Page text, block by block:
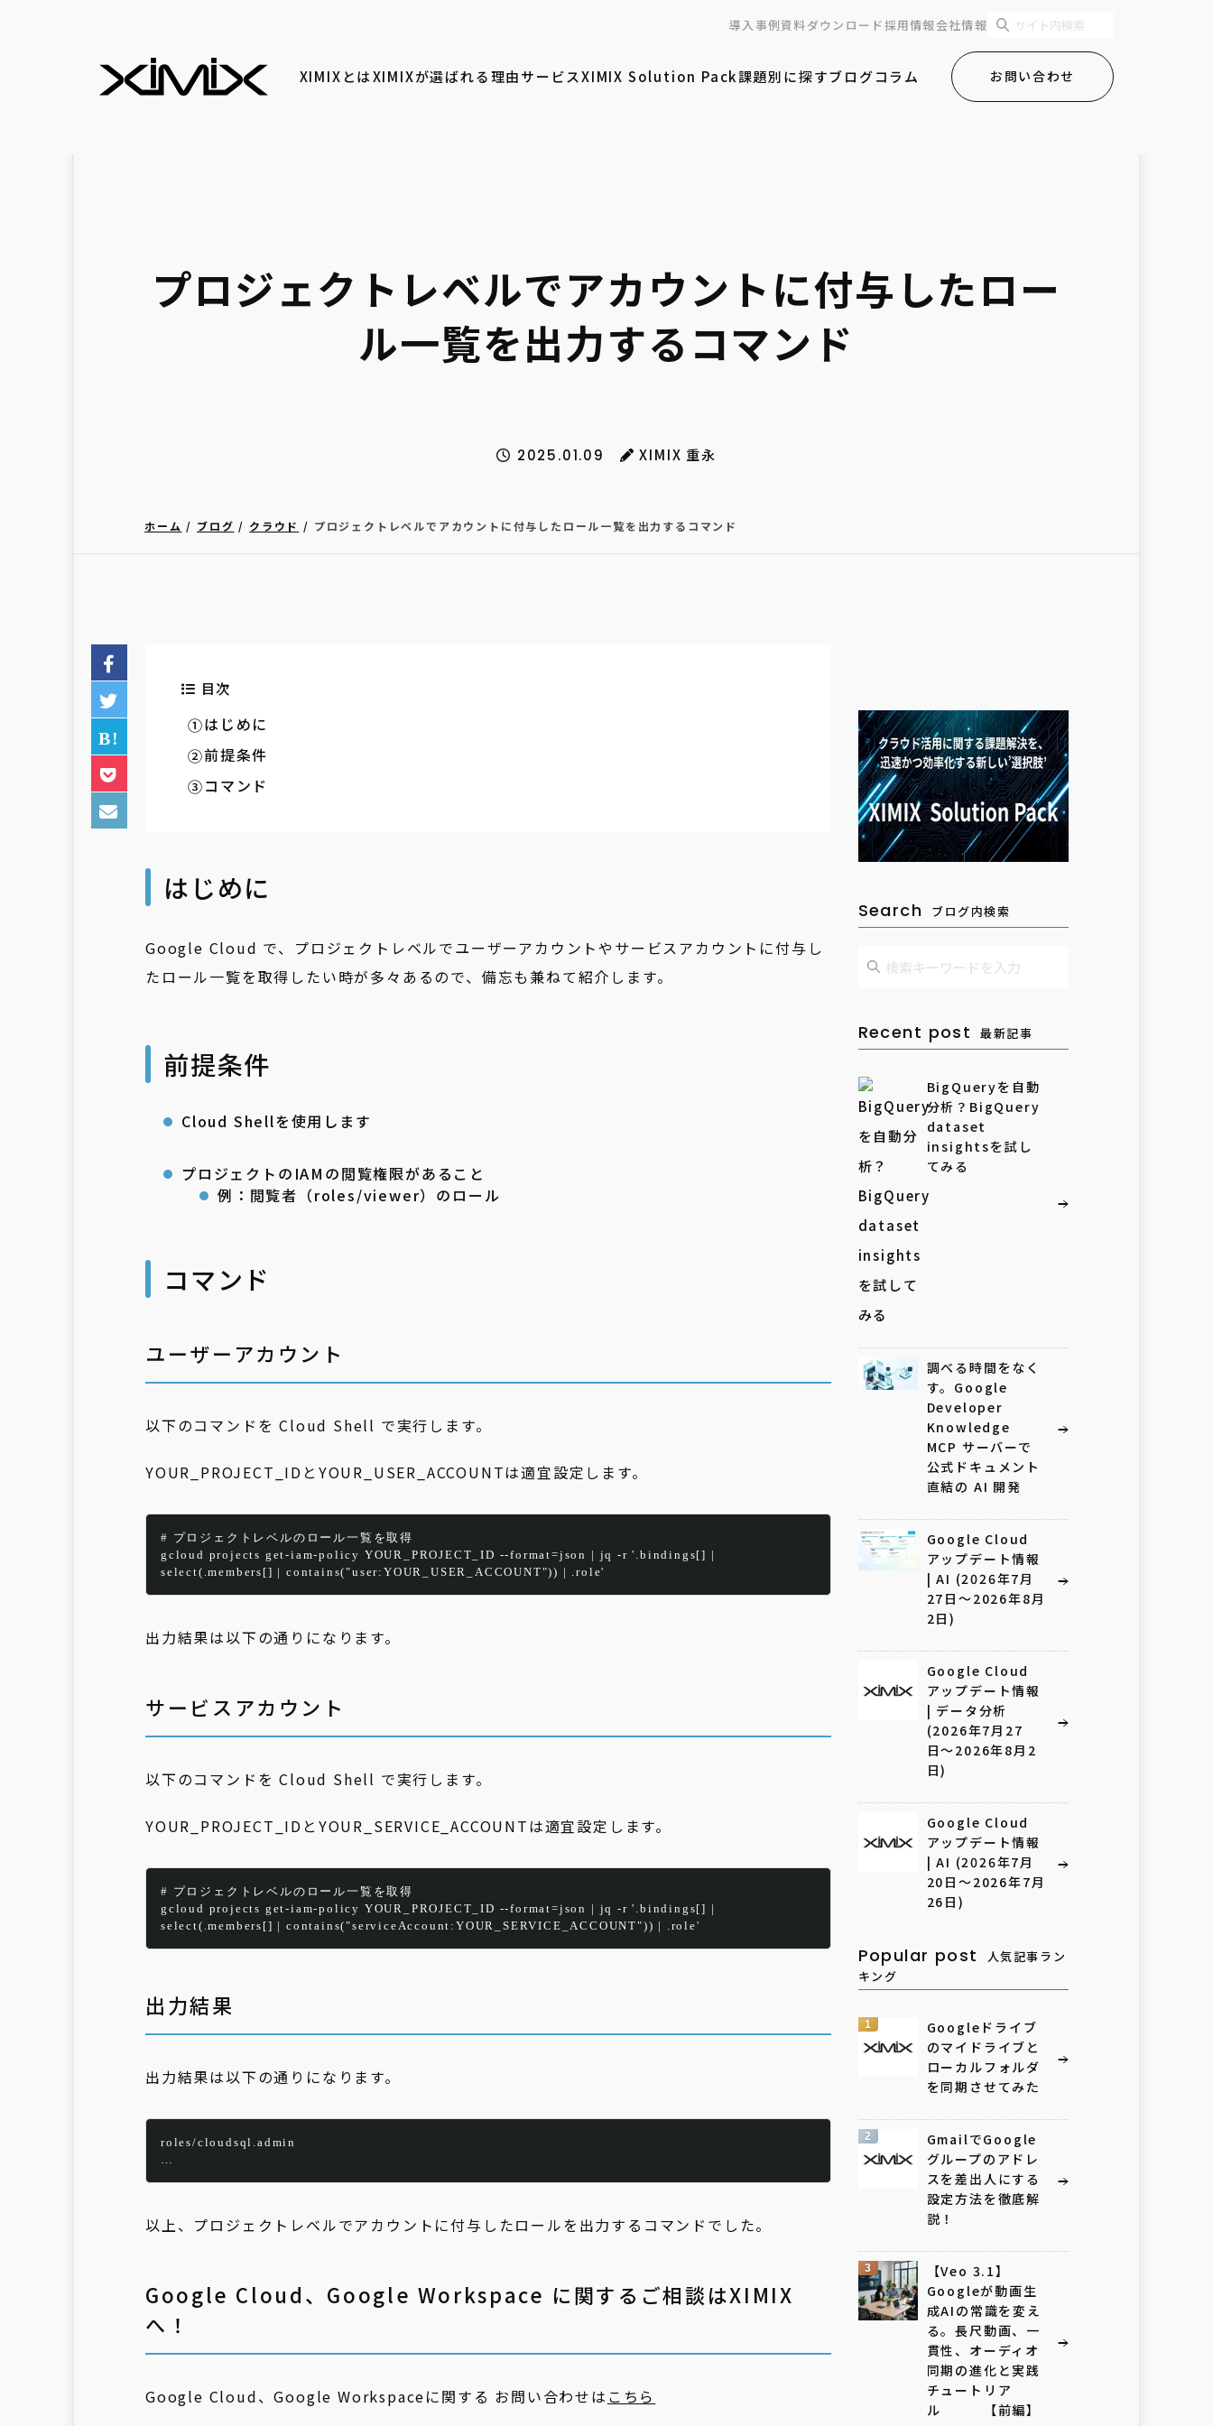
導入事例資料ダウンロード採用情報会社情報
XIMIXとはXIMIXが選ばれる理由サービスXIMIX Solution Pack課題別に探すブログコラム お問い合わせ
プロジェクトレベルでアカウントに付与したロー
ル一覧を出力するコマンド
2025.01.09 XIMIX 重永
ホーム ブログ クラウド プロジェクトレベルでアカウントに付与したロール一覧を出力するコマンド
目次
はじめに
前提条件
コマンド
はじめに
Google Cloud で、プロジェクトレベルでユーザーアカウントやサービスアカウントに付与し
たロール一覧を取得したい時が多々あるので、備忘も兼ねて紹介します。
前提条件
Cloud Shellを使用します
プロジェクトのIAMの閲覧権限があること
例：閲覧者（roles/viewer）のロール
コマンド
ユーザーアカウント
以下のコマンドを Cloud Shell で実行します。
YOUR_PROJECT_IDとYOUR_USER_ACCOUNTは適宜設定します。
# プロジェクトレベルのロール一覧を取得
gcloud projects get-iam-policy YOUR_PROJECT_ID --format=json | jq -r '.bindings[] |
select(.members[] | contains("user:YOUR_USER_ACCOUNT")) | .role'
出力結果は以下の通りになります。
サービスアカウント
以下のコマンドを Cloud Shell で実行します。
YOUR_PROJECT_IDとYOUR_SERVICE_ACCOUNTは適宜設定します。
# プロジェクトレベルのロール一覧を取得
gcloud projects get-iam-policy YOUR_PROJECT_ID --format=json | jq -r '.bindings[] |
select(.members[] | contains("serviceAccount:YOUR_SERVICE_ACCOUNT")) | .role'
出力結果
出力結果は以下の通りになります。
roles/cloudsql.admin
…
以上、プロジェクトレベルでアカウントに付与したロールを出力するコマンドでした。
Google Cloud、Google Workspace に関するご相談はXIMIX
へ！
Google Cloud、Google Workspaceに関する お問い合わせは こちら
Search ブログ内検索
Recent post 最新記事
BigQueryを自動
分析？BigQuery
dataset
insightsを試し
てみる
調べる時間をなく
す。Google
Developer
Knowledge
MCP サーバーで
公式ドキュメント
直結の AI 開発
Google Cloud
アップデート情報
| AI (2026年7月
27日〜2026年8月
2日)
Google Cloud
アップデート情報
| データ分析
(2026年7月27
日〜2026年8月2
日)
Google Cloud
アップデート情報
| AI (2026年7月
20日〜2026年7月
26日)
Popular post
人気記事ラン
キング
1
Googleドライブ
のマイドライブと
ローカルフォルダ
を同期させてみた
2
GmailでGoogle
グループのアドレ
スを差出人にする
設定方法を徹底解
説！
3
【Veo 3.1】
Googleが動画生
成AIの常識を変え
る。長尺動画、一
貫性、オーディオ
同期の進化と実践
チュートリア
ル 【前編】